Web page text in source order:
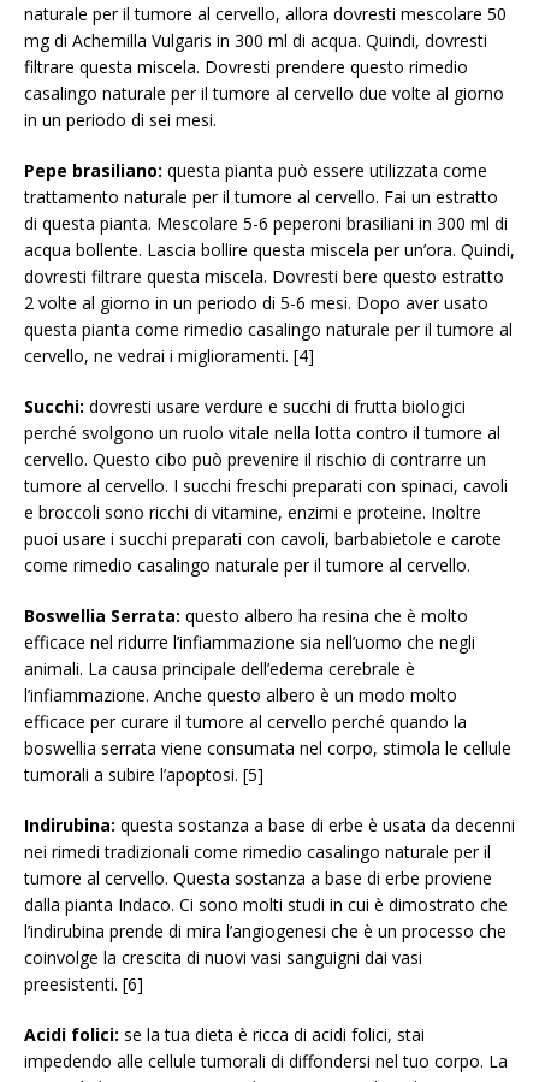
naturale per il tumore al cervello, allora dovresti mescolare 50
mg di Achemilla Vulgaris in 300 ml di acqua. Quindi, dovresti
filtrare questa miscela. Dovresti prendere questo rimedio
casalingo naturale per il tumore al cervello due volte al giorno
in un periodo di sei mesi.
Pepe brasiliano: questa pianta può essere utilizzata come
trattamento naturale per il tumore al cervello. Fai un estratto
di questa pianta. Mescolare 5-6 peperoni brasiliani in 300 ml di
acqua bollente. Lascia bollire questa miscela per un’ora. Quindi,
dovresti filtrare questa miscela. Dovresti bere questo estratto
2 volte al giorno in un periodo di 5-6 mesi. Dopo aver usato
questa pianta come rimedio casalingo naturale per il tumore al
cervello, ne vedrai i miglioramenti. [4]
Succhi: dovresti usare verdure e succhi di frutta biologici
perché svolgono un ruolo vitale nella lotta contro il tumore al
cervello. Questo cibo può prevenire il rischio di contrarre un
tumore al cervello. I succhi freschi preparati con spinaci, cavoli
e broccoli sono ricchi di vitamine, enzimi e proteine. Inoltre
puoi usare i succhi preparati con cavoli, barbabietole e carote
come rimedio casalingo naturale per il tumore al cervello.
Boswellia Serrata: questo albero ha resina che è molto
efficace nel ridurre l’infiammazione sia nell’uomo che negli
animali. La causa principale dell’edema cerebrale è
l’infiammazione. Anche questo albero è un modo molto
efficace per curare il tumore al cervello perché quando la
boswellia serrata viene consumata nel corpo, stimola le cellule
tumorali a subire l’apoptosi. [5]
Indirubina: questa sostanza a base di erbe è usata da decenni
nei rimedi tradizionali come rimedio casalingo naturale per il
tumore al cervello. Questa sostanza a base di erbe proviene
dalla pianta Indaco. Ci sono molti studi in cui è dimostrato che
l’indirubina prende di mira l’angiogenesi che è un processo che
coinvolge la crescita di nuovi vasi sanguigni dai vasi
preesistenti. [6]
Acidi folici: se la tua dieta è ricca di acidi folici, stai
impedendo alle cellule tumorali di diffondersi nel tuo corpo. La